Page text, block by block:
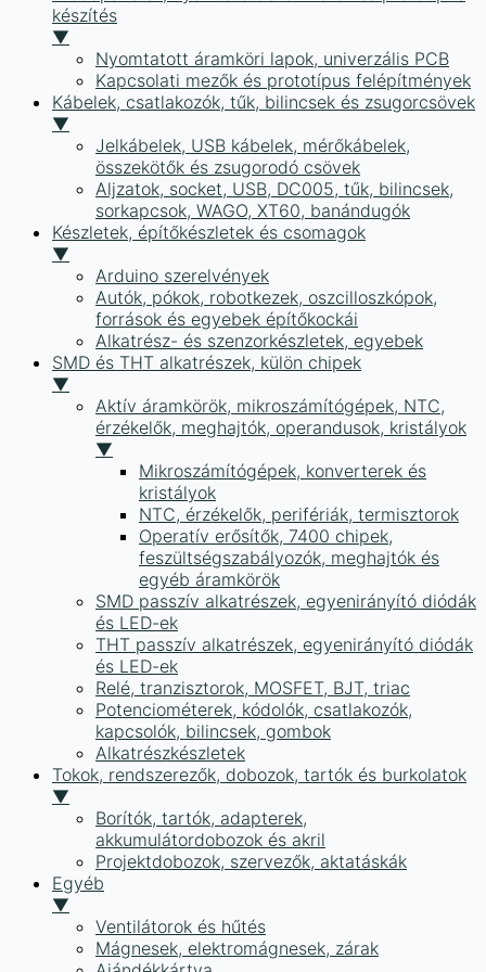
készítés
▼
Nyomtatott áramköri lapok, univerzális PCB
Kapcsolati mezők és prototípus felépítmények
Kábelek, csatlakozók, tűk, bilincsek és zsugorcsövek
▼
Jelkábelek, USB kábelek, mérőkábelek,
összekötők és zsugorodó csövek
Aljzatok, socket, USB, DC005, tűk, bilincsek,
sorkapcsok, WAGO, XT60, banándugók
Készletek, építőkészletek és csomagok
▼
Arduino szerelvények
Autók, pókok, robotkezek, oszcilloszkópok,
források és egyebek építőkockái
Alkatrész- és szenzorkészletek, egyebek
SMD és THT alkatrészek, külön chipek
▼
Aktív áramkörök, mikroszámítógépek, NTC,
érzékelők, meghajtók, operandusok, kristályok
▼
Mikroszámítógépek, konverterek és
kristályok
NTC, érzékelők, perifériák, termisztorok
Operatív erősítők, 7400 chipek,
feszültségszabályozók, meghajtók és
egyéb áramkörök
SMD passzív alkatrészek, egyenirányító diódák
és LED-ek
THT passzív alkatrészek, egyenirányító diódák
és LED-ek
Relé, tranzisztorok, MOSFET, BJT, triac
Potenciométerek, kódolók, csatlakozók,
kapcsolók, bilincsek, gombok
Alkatrészkészletek
Tokok, rendszerezők, dobozok, tartók és burkolatok
▼
Borítók, tartók, adapterek,
akkumulátordobozok és akril
Projektdobozok, szervezők, aktatáskák
Egyéb
▼
Ventilátorok és hűtés
Mágnesek, elektromágnesek, zárak